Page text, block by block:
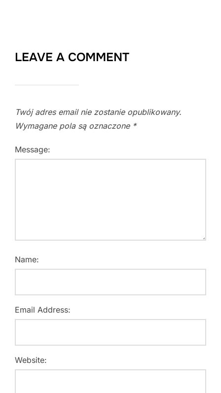
LEAVE A COMMENT
Twój adres email nie zostanie opublikowany.
Wymagane pola są oznaczone *
Message:
Name:
Email Address:
Website: